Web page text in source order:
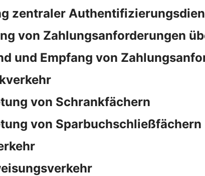
zentraler
von Zahlungsanforderungen
und Empfang von
von Schrankfächern
von Sparbuchschließfächern